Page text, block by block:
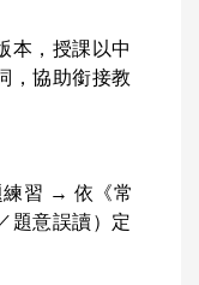
本，授課以中
，協助銜接教
習 → 依《常
題意誤讀）定